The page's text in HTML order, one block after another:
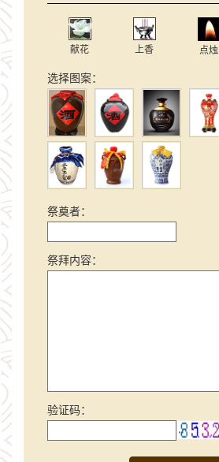
献花 上香 点烛
选择图案：
祭奠者：
祭拜内容：
验证码：